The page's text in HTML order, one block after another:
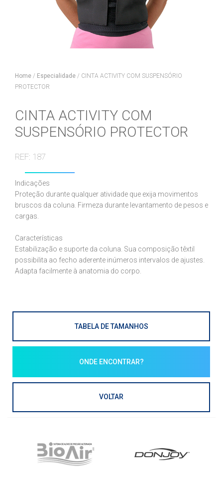
Home / Especialidade / CINTA ACTIVITY COM SUSPENSÓRIO
PROTECTOR
CINTA ACTIVITY COM
SUSPENSÓRIO PROTECTOR
REF: 187
Indicações
Proteção durante qualquer atividade que exija movimentos
bruscos da coluna. Firmeza durante levantamento de pesos e
cargas.
Características
Estabilização e suporte da coluna. Sua composição têxtil
possibilita ao fecho aderente inúmeros intervalos de ajustes.
Adapta facilmente à anatomia do corpo.
TABELA DE TAMANHOS
ONDE ENCONTRAR?
VOLTAR